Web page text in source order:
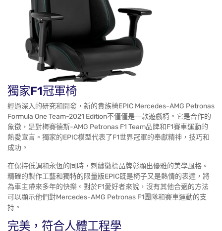
獨家F1冠軍椅
經過深入的研究和開發，新的貴族椅EPIC Mercedes-AMG Petronas
Formula One Team-2021 Edition不僅僅是一款遊戲椅。它是合作的
象徵，是對梅賽德斯-AMG Petronas F1 Team品牌和F1賽車運動的
熱愛宣言。獨家的EPIC模型代表了F1世界冠軍的奉獻精神，技巧和
成功。
在保持低調和永恆的同時，刺繡徽標品牌彰顯出優雅的美學風格。
精確的製作工藝和獨特的限量版EPIC既是椅子又是熱情的表達，將
為車主帶來多年的快樂。對於F1愛好者來說，沒有其他合適的方法
可以顯示他們對Mercedes-AMG Petronas F1團隊和賽車運動的支
持。
完美，符合人體工程學